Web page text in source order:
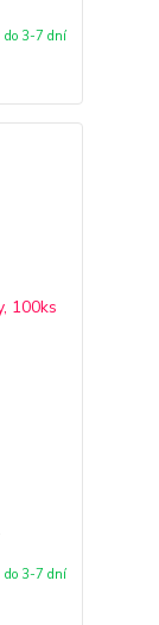
do 3-7 dní
do 3-7 dní